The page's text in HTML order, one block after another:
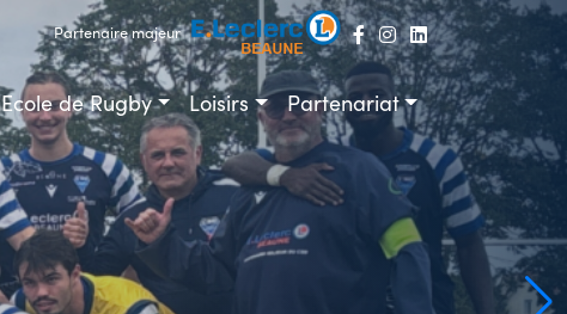
Partenaire majeur
Ecole de Rugby Loisirs Partenariat